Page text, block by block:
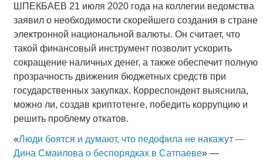
ШПЕКБАЕВ 21 июля 2020 года на коллегии ведомства
заявил о необходимости скорейшего создания в стране
электронной национальной валюты. Он считает, что
такой финансовый инструмент позволит ускорить
сокращение наличных денег, а также обеспечит полную
прозрачность движения бюджетных средств при
государственных закупках. Корреспондент выяснила,
можно ли, создав криптотенге, победить коррупцию и
решить проблему откатов.
«Люди боятся и думают, что педофила не накажут —
Дина Смаилова о беспорядках в Сатпаеве» —